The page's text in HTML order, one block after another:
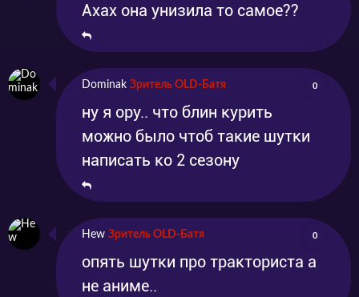
Ахах она унизила то самое??
Dominak Зритель OLD-Батя 0
ну я ору.. что блин курить
можно было чтоб такие шутки
написать ко 2 сезону
Hew Зритель OLD-Батя 0
опять шутки про тракториста а
не аниме..